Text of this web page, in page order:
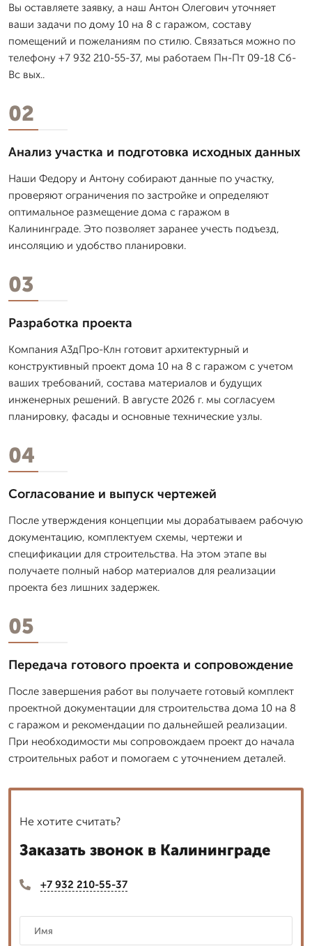
Вы оставляете заявку, а наш Антон Олегович уточняет
ваши задачи по дому 10 на 8 с гаражом, составу
помещений и пожеланиям по стилю. Связаться можно по
телефону +7 932 210-55-37, мы работаем Пн-Пт 09-18 Сб-
Вс вых..
02
Анализ участка и подготовка исходных данных
Наши Федору и Антону собирают данные по участку,
проверяют ограничения по застройке и определяют
оптимальное размещение дома с гаражом в
Калининграде. Это позволяет заранее учесть подъезд,
инсоляцию и удобство планировки.
03
Разработка проекта
Компания А3дПро-Клн готовит архитектурный и
конструктивный проект дома 10 на 8 с гаражом с учетом
ваших требований, состава материалов и будущих
инженерных решений. В августе 2026 г. мы согласуем
планировку, фасады и основные технические узлы.
04
Согласование и выпуск чертежей
После утверждения концепции мы дорабатываем рабочую
документацию, комплектуем схемы, чертежи и
спецификации для строительства. На этом этапе вы
получаете полный набор материалов для реализации
проекта без лишних задержек.
05
Передача готового проекта и сопровождение
После завершения работ вы получаете готовый комплект
проектной документации для строительства дома 10 на 8
с гаражом и рекомендации по дальнейшей реализации.
При необходимости мы сопровождаем проект до начала
строительных работ и помогаем с уточнением деталей.
Не хотите считать?
Заказать звонок в Калининграде
+7 932 210-55-37